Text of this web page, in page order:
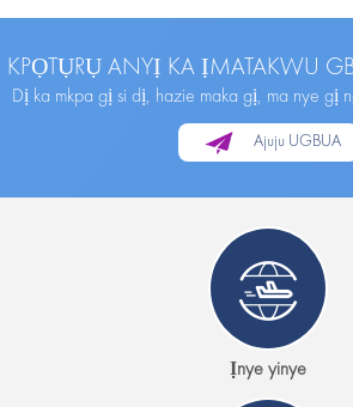
KPỌTỤRỤ ANYỊ KA ỊMATAKWU
Dị ka mkpa gị si dị, hazie maka gị, ma nye gị
Ajuju UGBUA
Ịnye yinye